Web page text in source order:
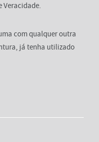
Veracidade.
com qualquer outra
já tenha utilizado